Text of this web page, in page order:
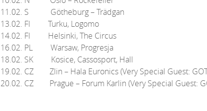
11.02. S Götheburg – Trädgan
13.02. FI Turku, Logomo
14.02. FI Helsinki, The Circus
16.02. PL Warsaw, Progresja
18.02. SK Kosice, Cassosport, Hall
19.02. CZ Zlin – Hala Euronics (Very Special Guest:
20.02. CZ Prague – Forum Karlin (Very Special Guest: